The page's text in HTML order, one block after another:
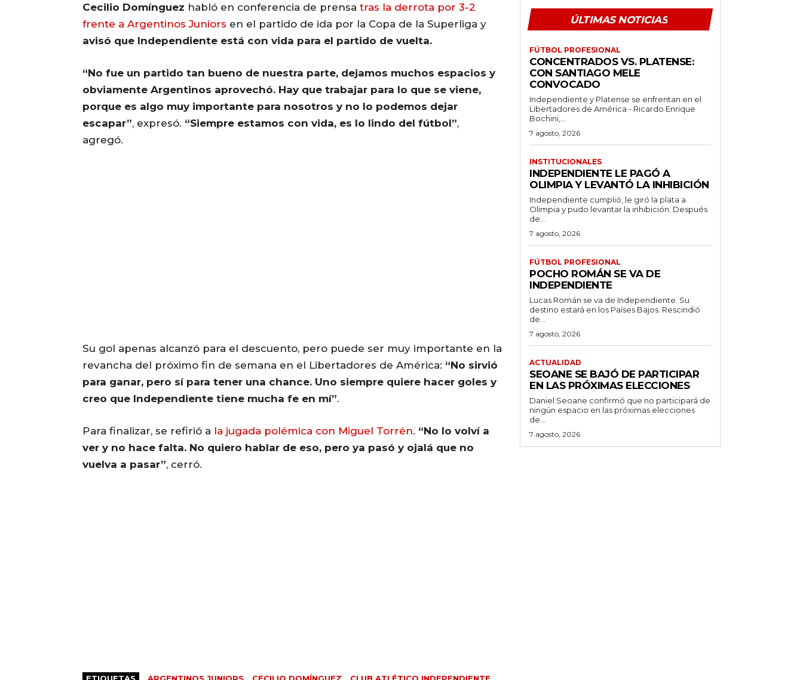
Cecilio Domínguez habló en conferencia de prensa tras la derrota por 3-2
frente a Argentinos Juniors en el partido de ida por la Copa de la Superliga y
avisó que Independiente está con vida para el partido de vuelta.
“No fue un partido tan bueno de nuestra parte, dejamos muchos espacios y
obviamente Argentinos aprovechó. Hay que trabajar para lo que se viene,
porque es algo muy importante para nosotros y no lo podemos dejar
escapar”, expresó. “Siempre estamos con vida, es lo lindo del fútbol”,
agregó.
Su gol apenas alcanzó para el descuento, pero puede ser muy importante en la
revancha del próximo fin de semana en el Libertadores de América: “No sirvió
para ganar, pero sí para tener una chance. Uno siempre quiere hacer goles y
creo que Independiente tiene mucha fe en mí”.
Para finalizar, se refirió a la jugada polémica con Miguel Torrén. “No lo volví a
ver y no hace falta. No quiero hablar de eso, pero ya pasó y ojalá que no
vuelva a pasar”, cerró.
ETIQUETAS ARGENTINOS JUNIORS CECILIO DOMÍNGUEZ
CLUB ATLÉTICO INDEPENDIENTE
ÚLTIMAS NOTICIAS
FÚTBOL PROFESIONAL
CONCENTRADOS VS. PLATENSE:
CON SANTIAGO MELE
CONVOCADO
Independiente y Platense se enfrentan en el
Libertadores de América - Ricardo Enrique
Bochini,...
7 agosto, 2026
INSTITUCIONALES
INDEPENDIENTE LE PAGÓ A
OLIMPIA Y LEVANTÓ LA INHIBICIÓN
Independiente cumplió, le giró la plata a
Olimpia y pudo levantar la inhibición. Después
de...
7 agosto, 2026
FÚTBOL PROFESIONAL
POCHO ROMÁN SE VA DE
INDEPENDIENTE
Lucas Román se va de Independiente. Su
destino estará en los Países Bajos. Rescindió
de...
7 agosto, 2026
ACTUALIDAD
SEOANE SE BAJÓ DE PARTICIPAR
EN LAS PRÓXIMAS ELECCIONES
Daniel Seoane confirmó que no participará de
ningún espacio en las próximas elecciones
de...
7 agosto, 2026